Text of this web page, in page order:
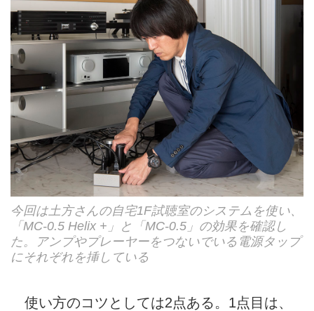
今回は土方さんの自宅1F試聴室のシステムを使い、
「MC-0.5 Helix +」と「MC-0.5」の効果を確認し
た。アンプやプレーヤーをつないでいる電源タップ
にそれぞれを挿している
使い方のコツとしては2点ある。1点目は、